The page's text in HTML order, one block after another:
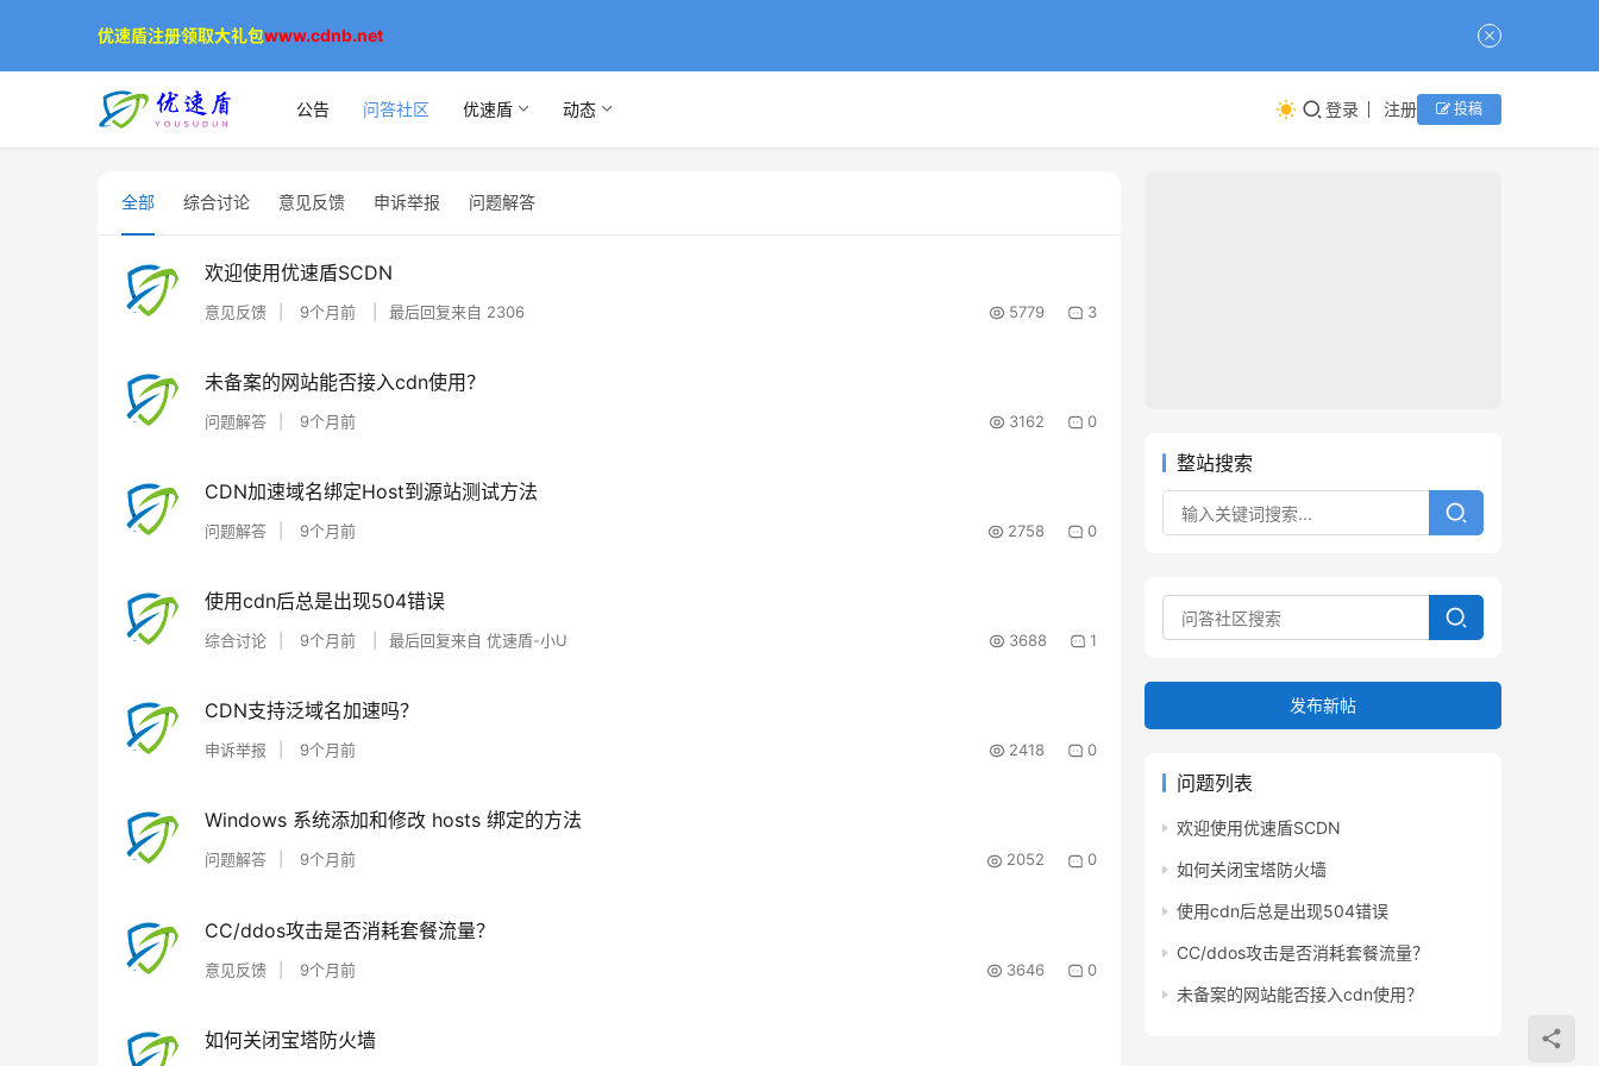
公告 问答社区 优速盾 动态 登录 注册 投稿
全部 综合讨论 意见反馈 申诉举报 问题解答
欢迎使用优速盾SCDN
意见反馈 9个月前 最后回复来自 2306 5779 3
未备案的网站能否接入cdn使用？
问题解答 9个月前 3162 0
CDN加速域名绑定Host到源站测试方法
问题解答 9个月前 2758 0
使用cdn后总是出现504错误
综合讨论 9个月前 最后回复来自 优速盾-小U 3688 1
CDN支持泛域名加速吗？
申诉举报 9个月前 2418 0
Windows 系统添加和修改 hosts 绑定的方法
问题解答 9个月前 2052 0
CC/ddos攻击是否消耗套餐流量？
意见反馈 9个月前 3646 0
如何关闭宝塔防火墙
整站搜索
发布新帖
问题列表
欢迎使用优速盾SCDN
如何关闭宝塔防火墙
使用cdn后总是出现504错误
CC/ddos攻击是否消耗套餐流量？
未备案的网站能否接入cdn使用？
优速盾注册领取大礼包www.cdnb.net